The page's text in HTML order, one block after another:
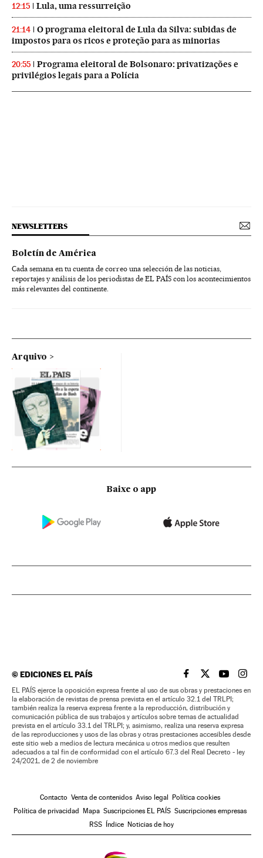
12:15 Lula, uma ressurreição
21:14
O programa eleitoral de Lula da Silva: subidas de
impostos para os ricos e proteção para as minorias
20:55
Programa eleitoral de Bolsonaro: privatizações e
privilégios legais para a Polícia
NEWSLETTERS
Boletín de América
Cada semana en tu cuenta de correo una selección de las noticias,
reportajes y análisis de los periodistas de EL PAÍS con los acontecimientos
más relevantes del continente.
Arquivo
Baixe o app
©EDICIONES EL PAÍS EL PAÍS BRASIL EN
EL PAÍSEL PAÍS
EL
EL PAÍS ejerce la oposición expresa frente al uso de sus obras y prestaciones en
la elaboración de revistas de prensa prevista en el artículo 32.1 del TRLPI;
también realiza la reserva expresa frente a la reproducción, distribución y
comunicación pública de sus trabajos y artículos sobre temas de actualidad
prevista en el artículo 33.1 del TRLPI; y, asimismo, realiza una reserva expresa
de las reproducciones y usos de las obras y otras prestaciones accesibles desde
este sitio web a medios de lectura mecánica u otros medios que resulten
adecuados a tal fin de conformidad con el artículo 67.3 del Real Decreto - ley
24/2021, de 2 de noviembre
Contacto Venta de contenidos Aviso legal Política cookies
Política de privacidad Mapa Suscripciones EL PAÍS Suscripciones empresas
RSS Índice Noticias de hoy